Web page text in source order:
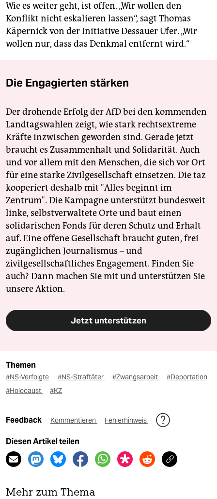
Wie es weiter geht, ist offen. „Wir wollen den
Konflikt nicht eskalieren lassen“, sagt Thomas
Käpernick von der Initiative Dessauer Ufer. „Wir
wollen nur, dass das Denkmal entfernt wird.“
Die Engagierten stärken
Der drohende Erfolg der AfD bei den kommenden
Landtagswahlen zeigt, wie stark rechtsextreme
Kräfte inzwischen geworden sind. Gerade jetzt
braucht es Zusammenhalt und Solidarität. Auch
und vor allem mit den Menschen, die sich vor Ort
für eine starke Zivilgesellschaft einsetzen. Die taz
kooperiert deshalb mit "Alles beginnt im
Zentrum". Die Kampagne unterstützt bundesweit
linke, selbstverwaltete Orte und baut einen
solidarischen Fonds für deren Schutz und Erhalt
auf. Eine offene Gesellschaft braucht guten, frei
zugänglichen Journalismus – und
zivilgesellschaftliches Engagement. Finden Sie
auch? Dann machen Sie mit und unterstützen Sie
unsere Aktion.
Jetzt unterstützen
Themen
#NS-Verfolgte #NS-Straftäter #Zwangsarbeit
#Deportation
#Holocaust
#KZ
Feedback Kommentieren Fehlerhinweis
Diesen Artikel teilen
Mehr zum Thema